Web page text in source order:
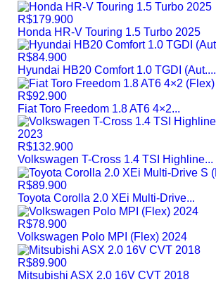
R$179.900
Honda HR-V Touring 1.5 Turbo 2025
R$84.900
Hyundai HB20 Comfort 1.0 TGDI (Aut....
R$92.900
Fiat Toro Freedom 1.8 AT6 4×2...
R$132.900
Volkswagen T-Cross 1.4 TSI Highline...
R$89.900
Toyota Corolla 2.0 XEi Multi-Drive...
R$78.900
Volkswagen Polo MPI (Flex) 2024
R$89.900
Mitsubishi ASX 2.0 16V CVT 2018